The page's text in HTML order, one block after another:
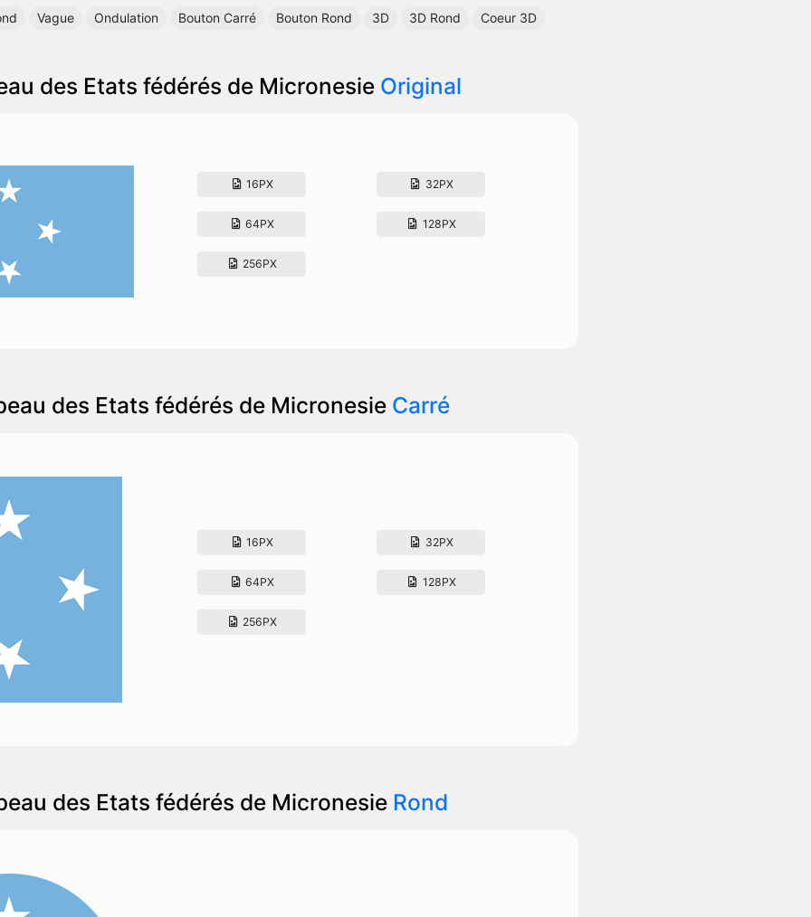
Vague Ondulation Bouton Carré Bouton Rond 3D 3D Rond Coeur 3D
des Etats fédérés de Micronesie Original
16PX 32PX
64PX 128PX
256PX
des Etats fédérés de Micronesie Carré
16PX 32PX
64PX 128PX
256PX
des Etats fédérés de Micronesie Rond